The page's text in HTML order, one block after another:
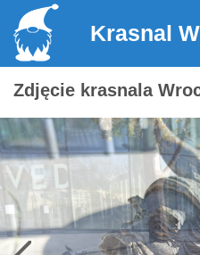
Krasnal
Zdjęcie krasnala